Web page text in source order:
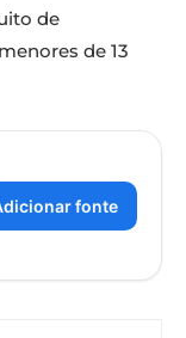
de
de 13
fonte